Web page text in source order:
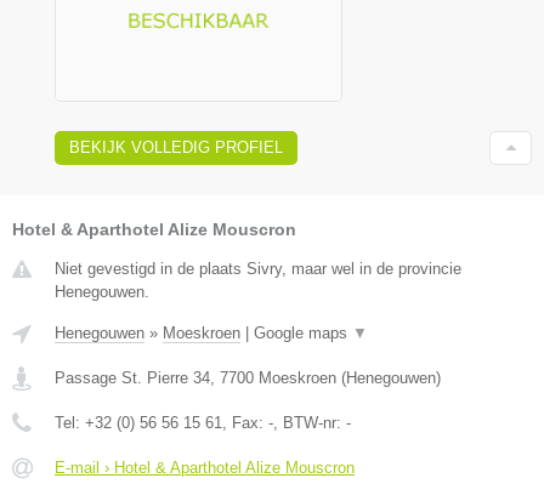
BEKIJK VOLLEDIG PROFIEL
Hotel & Aparthotel Alize Mouscron
Niet gevestigd in de plaats Sivry, maar wel in de provincie
Henegouwen.
Henegouwen » Moeskroen Google maps ▼
Passage St. Pierre 34, 7700 Moeskroen (Henegouwen)
Tel: +32 (0) 56 56 15 61, Fax: -, BTW-nr: -
E-mail › Hotel & Aparthotel Alize Mouscron